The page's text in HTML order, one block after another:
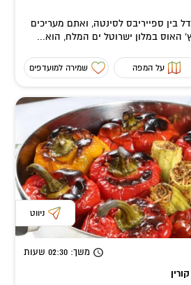
בין ספייריבס לסינטה, ואתם מעריכים
האוס במלון ישרוטל ים המלח, הוא...
על המפה שמירה למועדפים
ניווט
משך: 02:30 שעות